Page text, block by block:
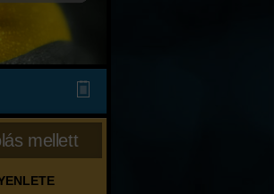
mellett